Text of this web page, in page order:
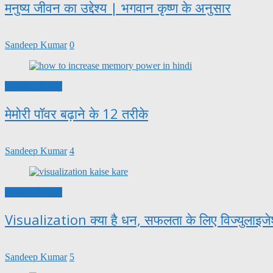
मनुष्य जीवन का उद्देश्य | भगवान कृष्ण के अनुसार
Sandeep Kumar 0
मेमोरी पॉवर बढ़ाने के 12 तरीके
Sandeep Kumar 4
Visualization क्या है धन, सफलता के लिए
Sandeep Kumar 5